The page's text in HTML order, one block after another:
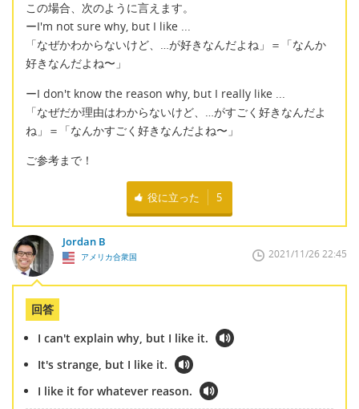
この場合、次のように言えます。
ーI'm not sure why, but I like ...
「なぜかわからないけど、…が好きなんだよね」＝「なんか
好きなんだよね〜」
ーI don't know the reason why, but I really like ...
「なぜだか理由はわからないけど、…がすごく好きなんだよ
ね」＝「なんかすごく好きなんだよね〜」
ご参考まで！
役に立った 5
Jordan B
アメリカ合衆国 2021/11/26 22:45
回答
I can't explain why, but I like it.
It's strange, but I like it.
I like it for whatever reason.